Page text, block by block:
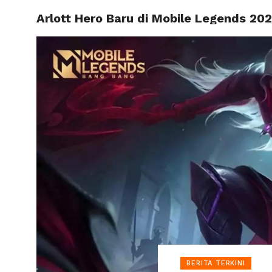
HOME
Arlott Hero Baru di Mobile Legends
BERITA TERKINI